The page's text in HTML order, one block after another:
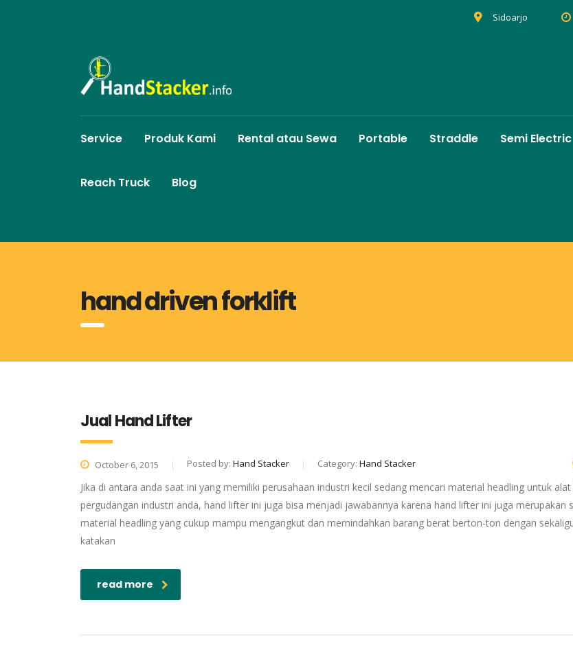
Sidoarjo
Service Produk Kami Rental atau Sewa Portable Straddle Semi Electric
Reach Truck Blog
hand driven forklift
Jual Hand Lifter
October 6, 2015 Posted by: Hand Stacker Category: Hand Stacker
Jika di antara anda saat ini yang memiliki perusahaan industri kecil sedang mencari material headling untuk
pergudangan industri anda, hand lifter ini juga bisa menjadi jawabannya karena hand lifter ini juga merupakan
material headling yang cukup mampu mengangkut dan memindahkan barang berat berton-ton dengan
katakan
read more